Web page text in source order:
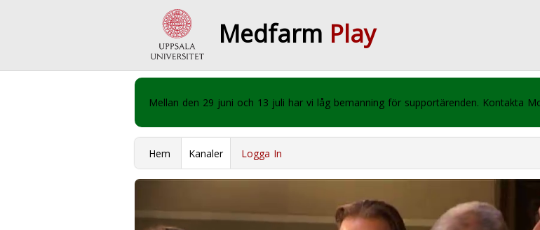
Medfarm Play
Mellan den 29 juni och 13 juli har vi låg bemanning för supportärenden. Kontakta
Hem Kanaler Logga In